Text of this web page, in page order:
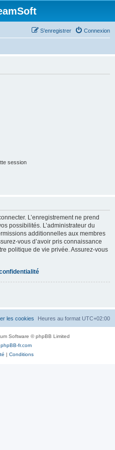
Connexion
S’enregistrer
session
L’enregistrement ne prend
possibilités. L’administrateur du
additionnelles aux membres
vous d’avoir pris connaissance
politique de vie privée. Assurez-vous
Heures au format UTC+02:00
les cookies
Software © phpBB Limited
phpBB-fr.com
| Conditions